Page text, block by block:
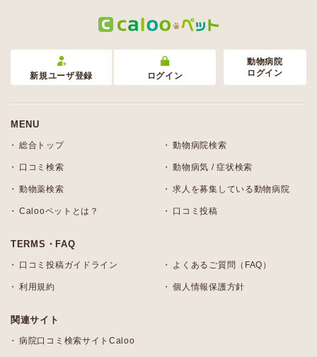
新規ユーザ登録 ログイン
動物病院
ログイン
MENU
総合トップ 動物病院検索
口コミ検索 動物病気 / 症状検索
動物薬検索 求人を募集している動物病院
Calooペットとは？ 口コミ投稿
TERMS・FAQ
口コミ投稿ガイドライン よくあるご質問（FAQ）
利用規約 個人情報保護方針
関連サイト
病院口コミ検索サイトCaloo